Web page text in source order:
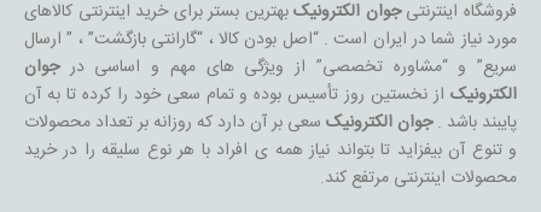
فروشگاه اینترنتیجوان الکترونیکبهترین بستر برای خرید اینترنتی کالاهای
مورد نیاز شما در ایران است . “اصل بودن کالا ، “گارانتی بازگشت” ، ” ارسال
سریع” و “مشاوره تخصصی” از ویژگی های مهم و اساسی درجوان
الکترونیکاز نخستین روز تأسیس بوده و تمام سعی خود را کرده تا به آن
پایبند باشد .جوان الکترونیکسعی بر آن دارد که روزانه بر تعداد محصولات
و تنوع آن بیفزاید تا بتواند نیاز همه ی افراد با هر نوع سلیقه را در خرید
محصولات اینترنتی مرتفع کند.